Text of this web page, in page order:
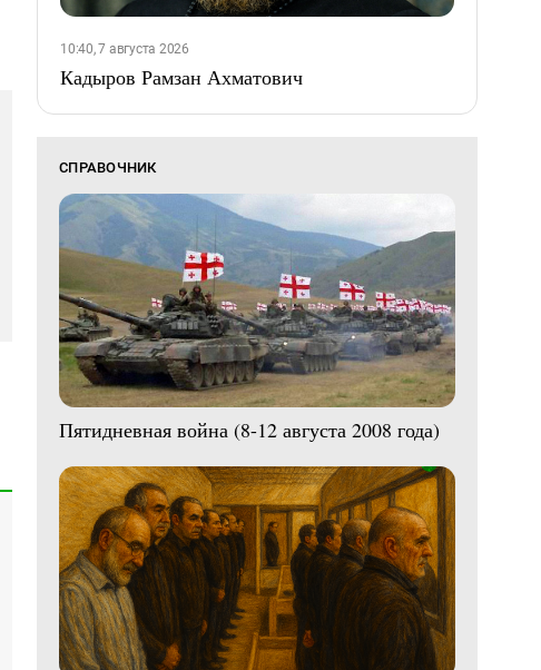
10:40, 7 августа 2026
Кадыров Рамзан Ахматович
СПРАВОЧНИК
Пятидневная война (8-12 августа 2008 года)